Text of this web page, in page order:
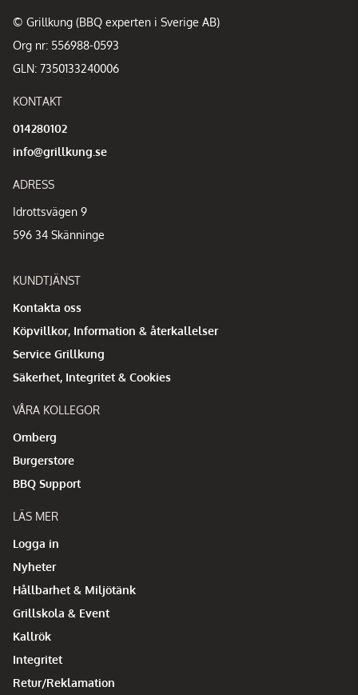
© Grillkung (BBQ experten i Sverige AB)
Org nr: 556988-0593
GLN: 7350133240006
KONTAKT
014280102
info@grillkung.se
ADRESS
Idrottsvägen 9
596 34 Skänninge
KUNDTJÄNST
Kontakta oss
Köpvillkor, Information & återkallelser
Service Grillkung
Säkerhet, Integritet & Cookies
VÅRA KOLLEGOR
Omberg
Burgerstore
BBQ Support
LÄS MER
Logga in
Nyheter
Hållbarhet & Miljötänk
Grillskola & Event
Kallrök
Integritet
Retur/Reklamation